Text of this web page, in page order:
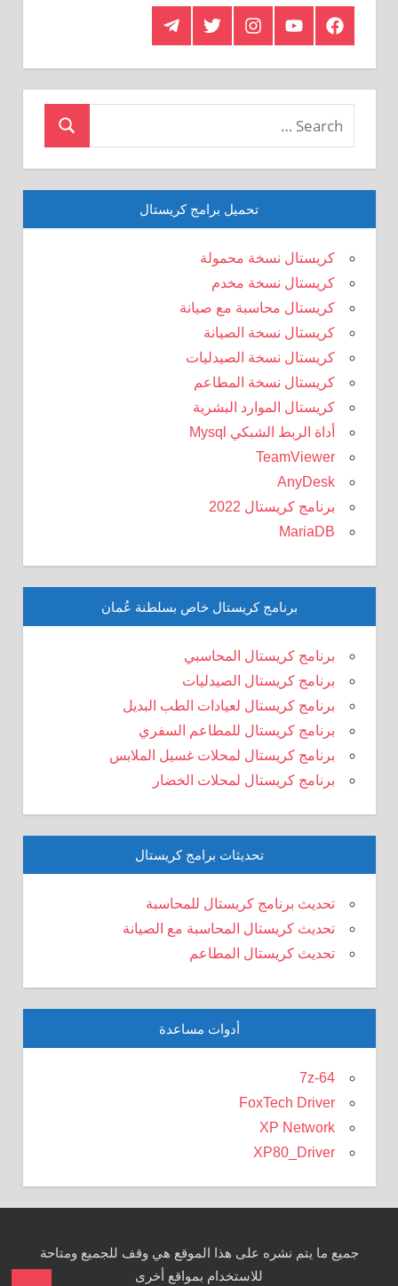
Facebook
Crystal
Youtube
Insagram
Twitter
Telegram
Search
تحميل برامج كريستال
كريستال نسخة محمولة
كريستال نسخة مخدم
كريستال محاسبة مع صيانة
كريستال نسخة الصيانة
كريستال نسخة الصيدليات
كريستال نسخة المطاعم
كريستال الموارد البشرية
أداة الربط الشبكي Mysql
TeamViewer
AnyDesk
برنامج كريستال 2022
MariaDB
برنامج كريستال خاص بسلطنة عُمان
برنامج كريستال المحاسبي
برنامج كريستال الصيدليات
برنامج كريستال لعيادات الطب البديل
برنامج كريستال للمطاعم السفري
برنامج كريستال لمحلات غسيل الملابس
برنامج كريستال لمحلات الخضار
تحديثات برامج كريستال
تحديث برنامج كريستال للمحاسبة
تحديث كريستال المحاسبة مع الصيانة
تحديث كريستال المطاعم
أدوات مساعدة
7z-64
FoxTech Driver
XP Network
XP80_Driver
جميع ما يتم نشره على هذا الموقع هي وقف للجميع ومتاحة
للاستخدام بمواقع أخرى